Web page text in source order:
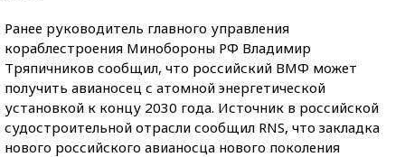
Ранее руководитель главного управления
кораблестроения Минобороны РФ Владимир
Тряпичников сообщил, что российский ВМФ может
получить авианосец с атомной энергетической
установкой к концу 2030 года. Источник в российской
судостроительной отрасли сообщил RNS, что закладка
нового российского авианосца нового поколения